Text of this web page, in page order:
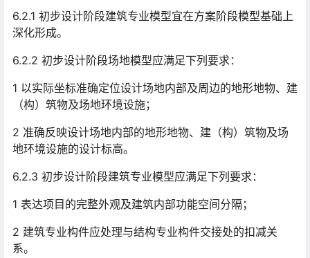
6.2.1 初步设计阶段建筑专业模型宜在方案阶段模型基础上
深化形成。
6.2.2 初步设计阶段场地模型应满足下列要求：
1 以实际坐标准确定位设计场地内部及周边的地形地物、建
（构）筑物及场地环境设施；
2 准确反映设计场地内部的地形地物、建（构）筑物及场
地环境设施的设计标高。
6.2.3 初步设计阶段建筑专业模型应满足下列要求：
1 表达项目的完整外观及建筑内部功能空间分隔；
2 建筑专业构件应处理与结构专业构件交接处的扣减关
系。